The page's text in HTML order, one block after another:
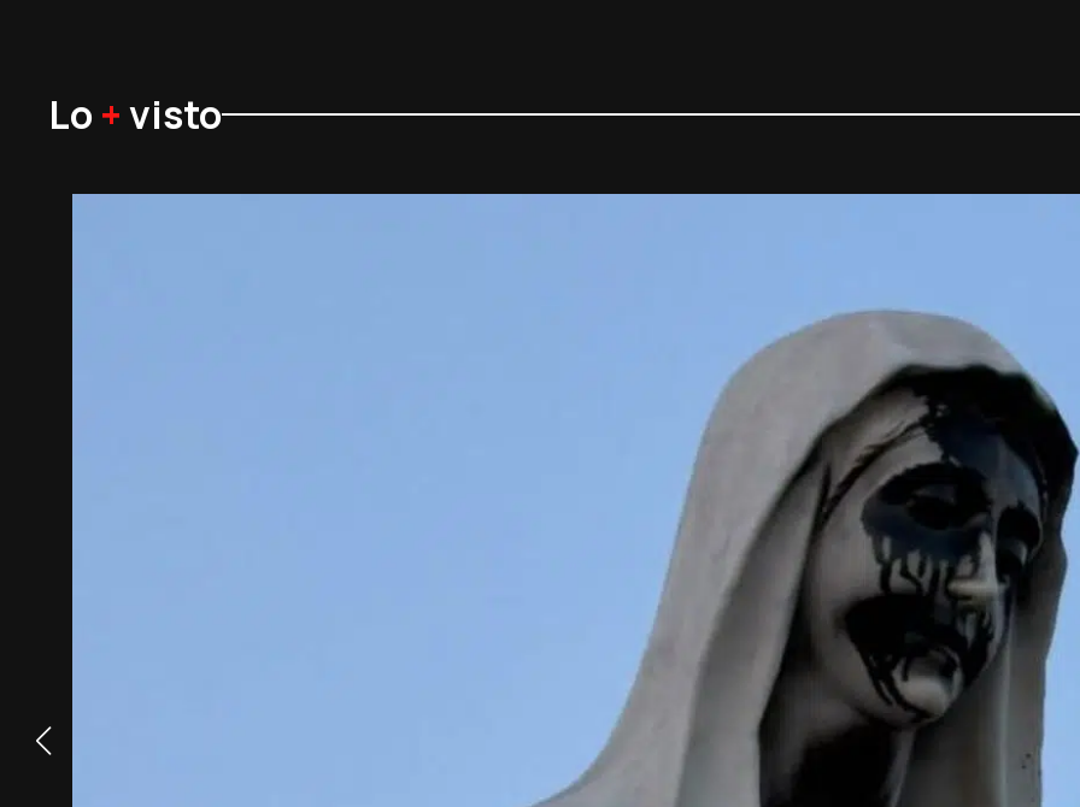
Lo +visto